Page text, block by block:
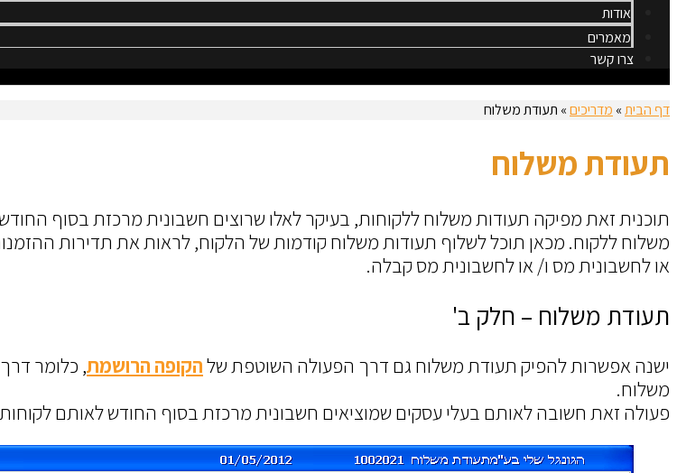
אודות
מאמרים
צרו קשר
דף הבית» מדריכים» תעודת משלוח
תעודת משלוח
תוכנית זאת מפיקה תעודות משלוח ללקוחות, בעיקר לאלו שרוצים חשבונית מרכזת בסוף
משלוח ללקוח. מכאן תוכל לשלוף תעודות משלוח קודמות של הלקוח, לראות את תדירות
או לחשבונית מס ו/ או לחשבונית מס קבלה.
תעודת משלוח – חלק ב'
ישנה אפשרות להפיק תעודת משלוח גם דרך הפעולה השוטפת שלהקופה הרושמת, כלומר
משלוח.
פעולה זאת חשובה לאותם בעלי עסקים שמוציאים חשבונית מרכזת בסוף החודש לאותם